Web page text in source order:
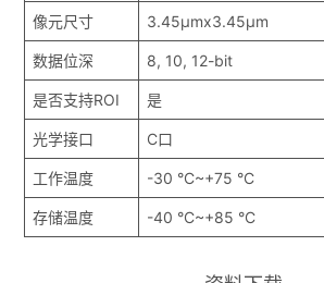
像元尺寸 3.45μmx3.45μm
数据位深 8, 10, 12-bit
是否支持ROI 是
光学接口 C口
工作温度 -30 °C~+75 °C
存储温度 -40 °C~+85 °C